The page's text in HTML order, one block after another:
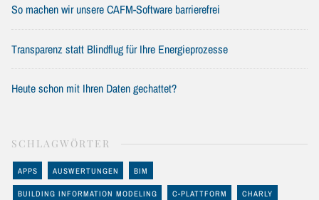
So machen wir unsere CAFM-Software barrierefrei
Transparenz statt Blindflug für Ihre Energieprozesse
Heute schon mit Ihren Daten gechattet?
SCHLAGWÖRTER
APPS AUSWERTUNGEN BIM
BUILDING INFORMATION MODELING C-PLATTFORM CHARLY